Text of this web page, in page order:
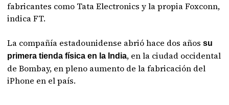
fabricantes como Tata Electronics y la propia Foxconn,
indica FT.
La compañía estadounidense abrió hace dos añossu
primera tienda física en la India, en la ciudad occidental
de Bombay, en pleno aumento de la fabricación del
iPhone en el país.